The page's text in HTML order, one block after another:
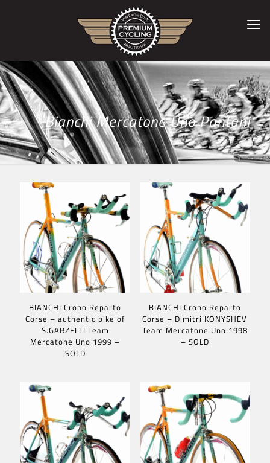
Bianchi Mercatone Uno Pantani
BIANCHI Crono Reparto
Corse – authentic bike of
S.GARZELLI Team
Mercatone Uno 1999 –
SOLD
BIANCHI Crono Reparto
Corse – Dimitri KONYSHEV
Team Mercatone Uno 1998
– SOLD